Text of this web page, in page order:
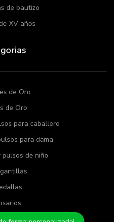
de bautizo
XV años
de Oro
de Oro
para caballero
para dama
pulsos de niño